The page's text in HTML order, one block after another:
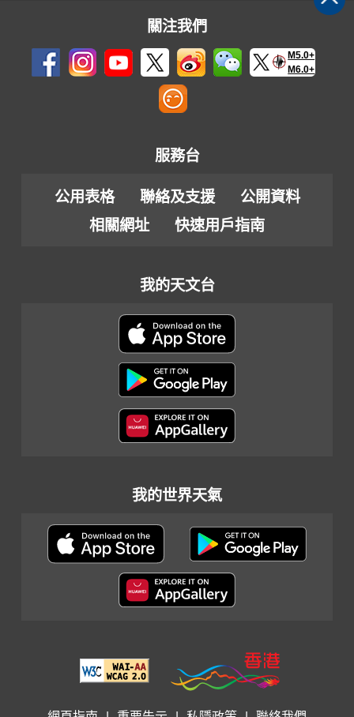
關注我們
M5.0+
M6.0+
服務台
公用表格 聯絡及支援
公開資料
相關網址
快速用戶指南
我的天文台
我的世界天氣